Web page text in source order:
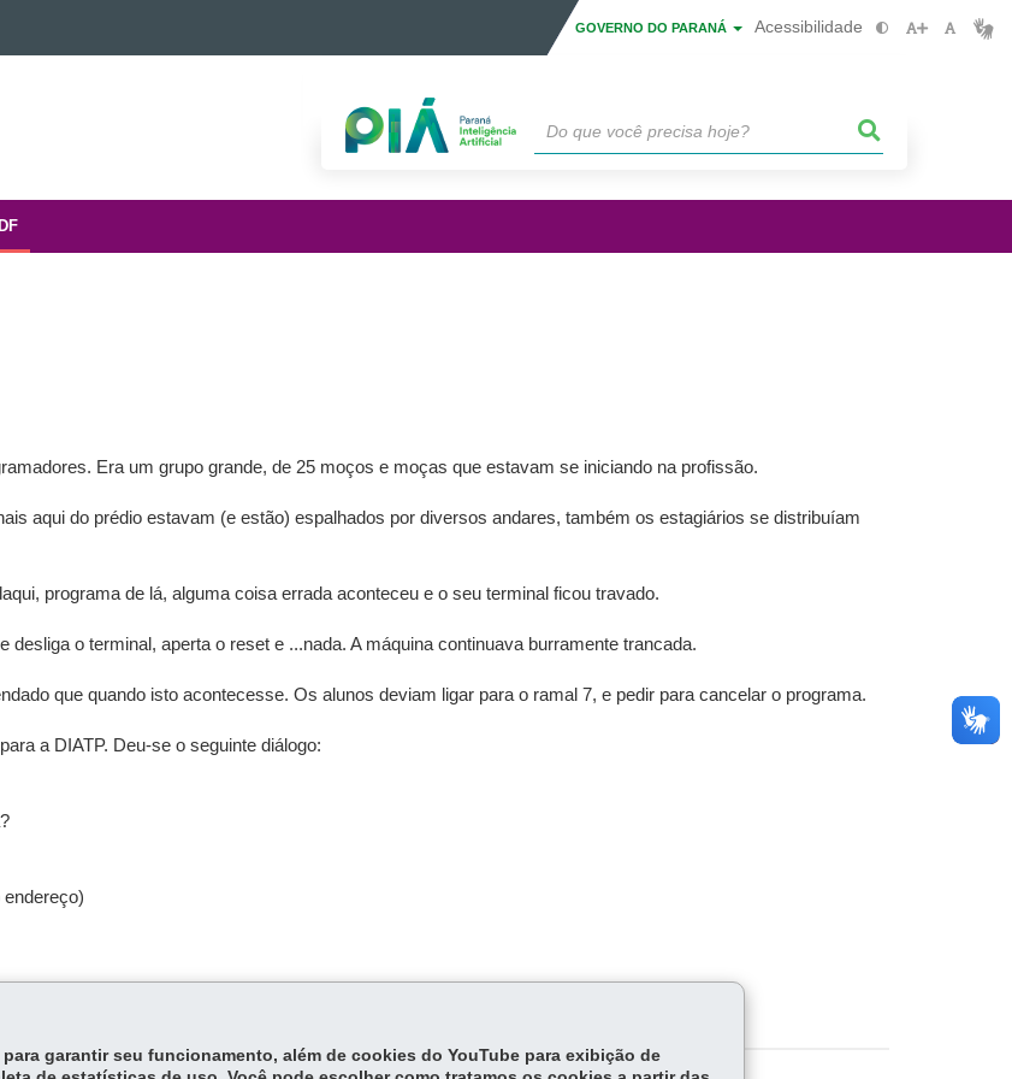
GOVERNO DO PARANÁ Acessibilidade
Era um grupo grande, de 25 moços e moças que estavam se iniciando na profissão.
aqui do prédio estavam (e estão) espalhados por diversos andares, também os estagiários se distribuíam
programa de lá, alguma coisa errada aconteceu e o seu terminal ficou travado.
desliga o terminal, aperta o reset e ...nada. A máquina continuava burramente trancada.
que quando isto acontecesse. Os alunos deviam ligar para o ramal 7, e pedir para cancelar o programa.
a DIATP. Deu-se o seguinte diálogo:
garantir seu funcionamento, além de cookies do YouTube para exibição de